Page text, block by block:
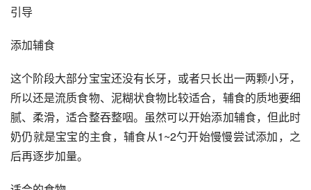
引导
添加辅食
这个阶段大部分宝宝还没有长牙，或者只长出一两颗小牙，
所以还是流质食物、泥糊状食物比较适合，辅食的质地要细
腻、柔滑，适合整吞整咽。虽然可以开始添加辅食，但此时
奶仍就是宝宝的主食，辅食从1~2勺开始慢慢尝试添加，之
后再逐步加量。